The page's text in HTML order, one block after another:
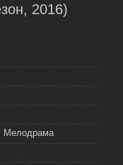
2016)
Мелодрама